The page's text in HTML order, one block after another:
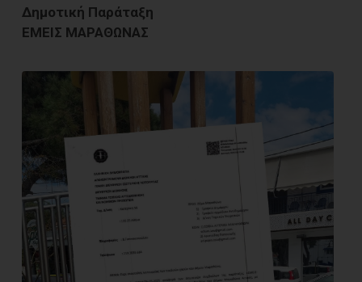
Δημοτική Παράταξη
ΕΜΕΙΣ ΜΑΡΑΘΩΝΑΣ